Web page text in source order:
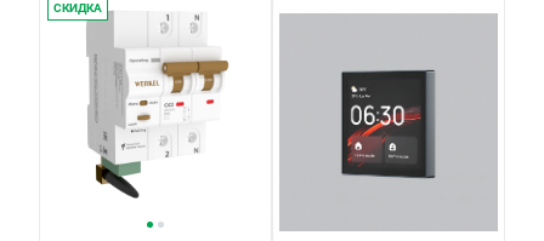
СКИДКА